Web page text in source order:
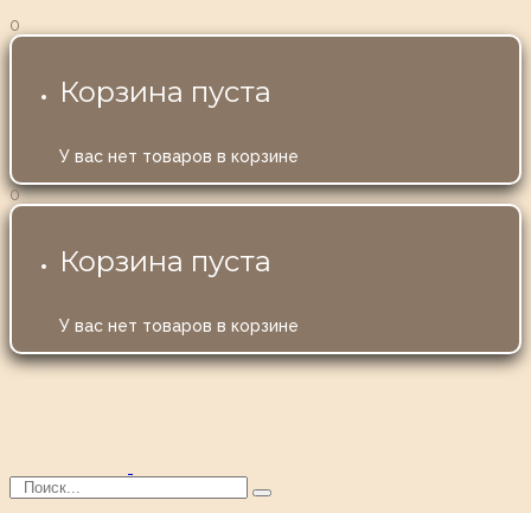
0
Корзина пуста
У вас нет товаров в корзине
0
Корзина пуста
У вас нет товаров в корзине